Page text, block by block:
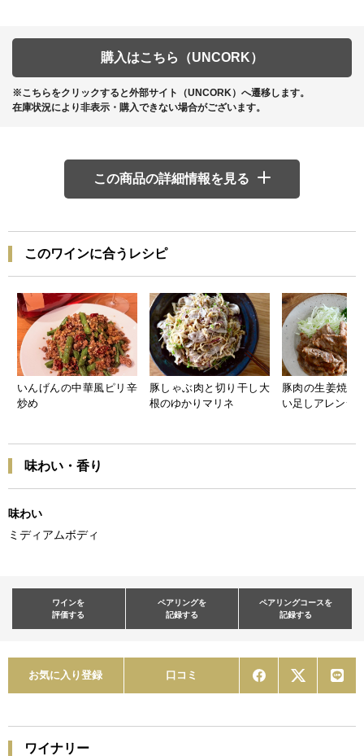
購入はこちら（UNCORK）
※こちらをクリックすると外部サイト（UNCORK）へ遷移します。
在庫状況により非表示・購入できない場合がございます。
この商品の詳細情報を見る
このワインに合うレシピ
いんげんの中華風ピリ辛
炒め
豚しゃぶ肉と切り干し大
根のゆかりマリネ
豚肉の生姜焼き
い足しアレンジ
味わい・香り
味わい
ミディアムボディ
ワインを
評価する
ペアリングを
記録する
ペアリングコースを
記録する
お気に入り登録 口コミ
ワイナリー